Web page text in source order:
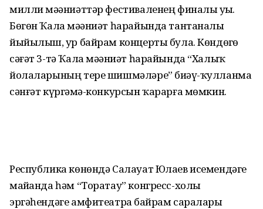
милли мәҙәниәттәр фестиваленең финалы уҙҙы.
Бөгөн Ҡала мәҙәниәт һарайында тантаналы
йыйылыш, ҙур байрам концерты була. Көндөҙгө
сәғәт 3-тә Ҡала мәҙәниәт һарайында “Халыҡ
йолаларының тере шишмәләре” биҙәү-ҡулланма
сәнғәт күргәҙмә-конкурсын ҡарарға мөмкин.
Республика көнөндә Салауат Юлаев исемендәге
майҙанда һәм “Торатау” конгресс-холы
эргәһендәге амфитеатрҙа байрам саралары